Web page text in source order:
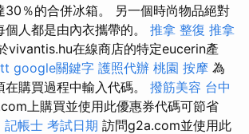
30％的合併冰箱。 另一個時尚物品絕對
人都是由內衣攜帶的。 推拿 整復 推拿
vivantis.hu在線商店的特定eucerin產
google關鍵字 護照代辦 桃園 按摩 為
購買過程中輸入代碼。 撥筋美容 台中
上購買並使用此優惠券代碼可節省
記帳士 考試日期 訪問g2a.com並使用此